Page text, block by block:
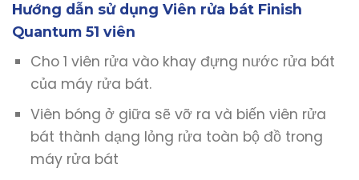
Hướng dẫn sử dụng Viên rửa bát Finish
Quantum 51 viên
Cho 1 viên rửa vào khay đựng nước rửa bát
của máy rửa bát.
Viên bóng ở giữa sẽ vỡ ra và biến viên rửa
bát thành dạng lỏng rửa toàn bộ đồ trong
máy rửa bát